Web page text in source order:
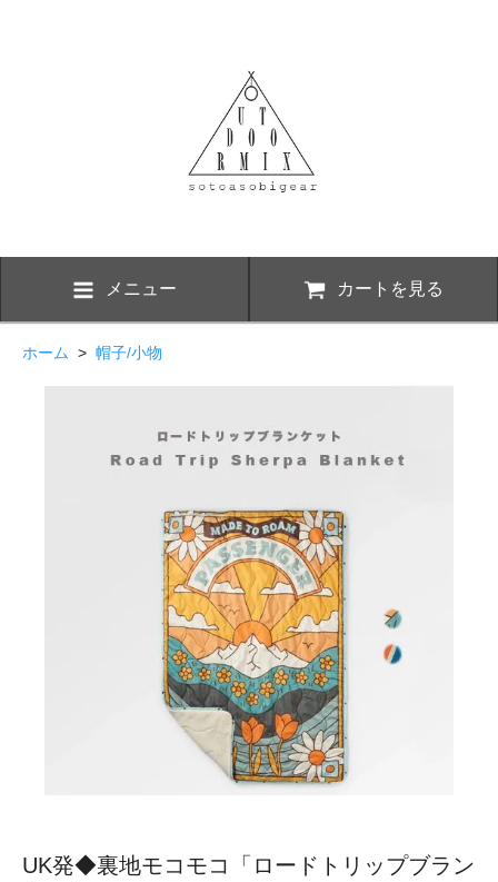
メニュー カートを見る
ホーム > 帽子/小物
UK発◆裏地モコモコ「ロードトリップブラン